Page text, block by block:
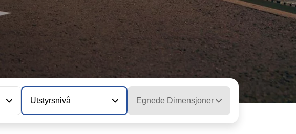
Utstyrsnivå Egnede Dimensjoner